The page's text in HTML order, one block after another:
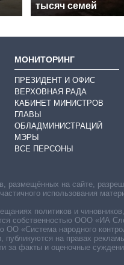
тысяч семей
МОНИТОРИНГ
ПРЕЗИДЕНТ И ОФИС
ВЕРХОВНАЯ РАДА
КАБИНЕТ МИНИСТРОВ
ГЛАВЫ
ОБЛАДМИНИСТРАЦИЙ
МЭРЫ
ВСЕ ПЕРСОНЫ
размещённых на сайте,
использования
политиков и
собственностью ООО «ИА
ОО «Система народного
на правах
за факты и оценочные